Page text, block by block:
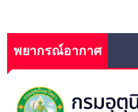
พยากรณ์อากาศ